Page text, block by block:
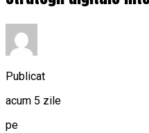
Publicat
acum 5 zile
pe